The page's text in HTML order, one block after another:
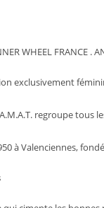
WHEEL FRANCE .
exclusivement
regroupe
à Valenciennes,